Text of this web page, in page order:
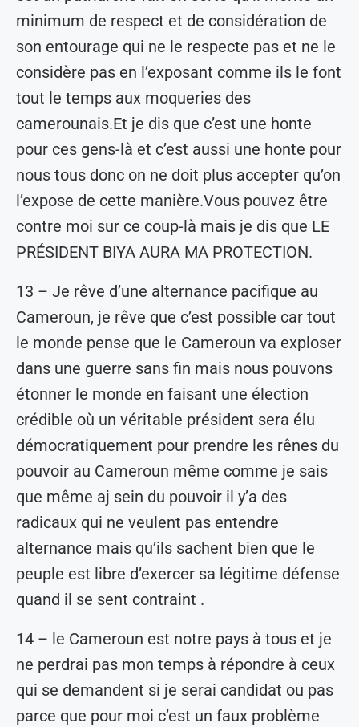
minimum de respect et de considération de
son entourage qui ne le respecte pas et ne le
considère pas en l’exposant comme ils le font
tout le temps aux moqueries des
camerounais.Et je dis que c’est une honte
pour ces gens-là et c’est aussi une honte pour
nous tous donc on ne doit plus accepter qu’on
l’expose de cette manière.Vous pouvez être
contre moi sur ce coup-là mais je dis que LE
PRÉSIDENT BIYA AURA MA PROTECTION.
13 – Je rêve d’une alternance pacifique au
Cameroun, je rêve que c’est possible car tout
le monde pense que le Cameroun va exploser
dans une guerre sans fin mais nous pouvons
étonner le monde en faisant une élection
crédible où un véritable président sera élu
démocratiquement pour prendre les rênes du
pouvoir au Cameroun même comme je sais
que même aj sein du pouvoir il y’a des
radicaux qui ne veulent pas entendre
alternance mais qu’ils sachent bien que le
peuple est libre d’exercer sa légitime défense
quand il se sent contraint .
14 – le Cameroun est notre pays à tous et je
ne perdrai pas mon temps à répondre à ceux
qui se demandent si je serai candidat ou pas
parce que pour moi c’est un faux problème